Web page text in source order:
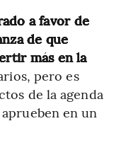
a favor de
de que
más en la
pero es
de la agenda
en un